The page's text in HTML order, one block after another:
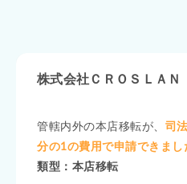
株式会社ＣＲＯＳＬＡＮ
管轄内外の本店移転が、 司
分の1の費用で申請できまし
類型：本店移転